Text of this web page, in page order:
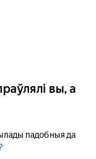
вы, а
падобныя да